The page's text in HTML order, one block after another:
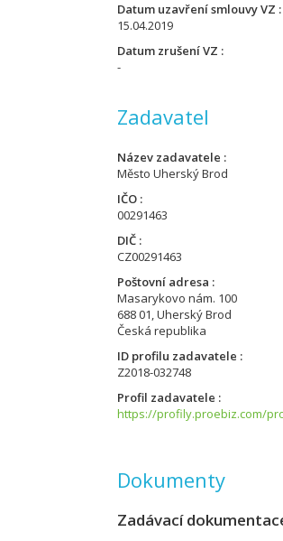
Datum uzavření smlouvy VZ
15.04.2019
Datum zrušení VZ
-
Zadavatel
Název zadavatele
Město Uherský Brod
IČO
00291463
DIČ
CZ00291463
Poštovní adresa
Masarykovo nám. 100
688 01, Uherský Brod
Česká republika
ID profilu zadavatele
Z2018-032748
Profil zadavatele
https://profily.proebiz.com/
Dokumenty
Zadávací